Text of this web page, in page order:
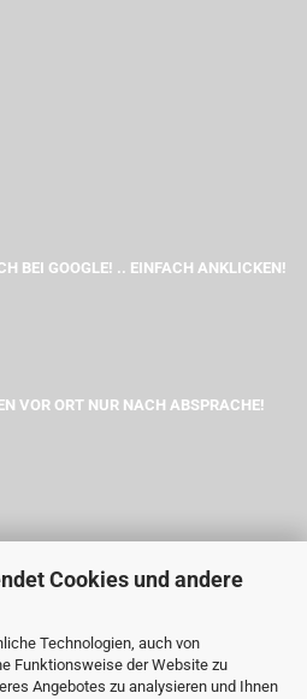
Cookies und andere
Technologien, auch von
Funktionsweise der Website zu
Angebotes zu analysieren und Ihnen
BEI GOOGLE! .. EINFACH ANKLICKEN!
VOR ORT NUR NACH ABSPRACHE!